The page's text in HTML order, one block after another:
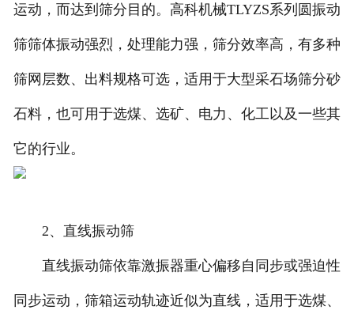
运动，而达到筛分目的。高科机械TLYZS系列圆振动
筛筛体振动强烈，处理能力强，筛分效率高，有多种
筛网层数、出料规格可选，适用于大型采石场筛分砂
石料，也可用于选煤、选矿、电力、化工以及一些其
它的行业。
2、直线振动筛
直线振动筛依靠激振器重心偏移自同步或强迫性
同步运动，筛箱运动轨迹近似为直线，适用于选煤、